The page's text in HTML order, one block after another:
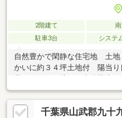
2階建て
駐車3台
システ
自然豊かで閑静な住宅地 土
かいに約３４坪土地付 陽当
装リフォーム済 ３台分駐車ス
千葉県山武郡九十